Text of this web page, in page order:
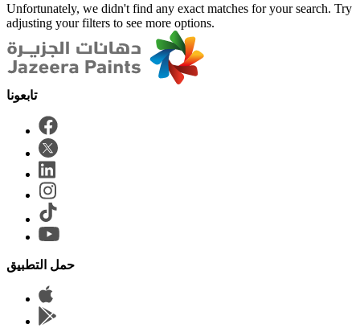
Unfortunately, we didn't find any exact matches for your search. Try
adjusting your filters to see more options.
حمل التطبيق